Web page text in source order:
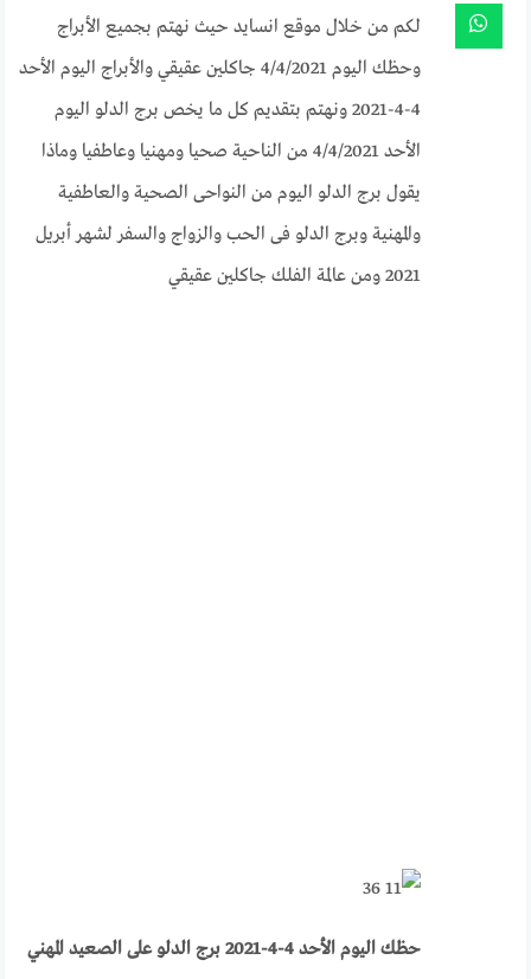
لكم من خلال موقع انسايد حيث نهتم بجميع الأبراج
وحظك اليوم 4/4/2021 جاكلين عقيقي والأبراج اليوم الأحد
4-4-2021 ونهتم بتقديم كل ما يخص برج الدلو اليوم
الأحد 4/4/2021 من الناحية صحيا ومهنيا وعاطفيا وماذا
يقول برج الدلو اليوم من النواحى الصحية والعاطفية
والمهنية وبرج الدلو فى الحب والزواج والسفر لشهر أبريل
2021 ومن عالمة الفلك جاكلين عقيقي
حظك اليوم الأحد 4-4-2021 برج الدلو على الصعيد المهني